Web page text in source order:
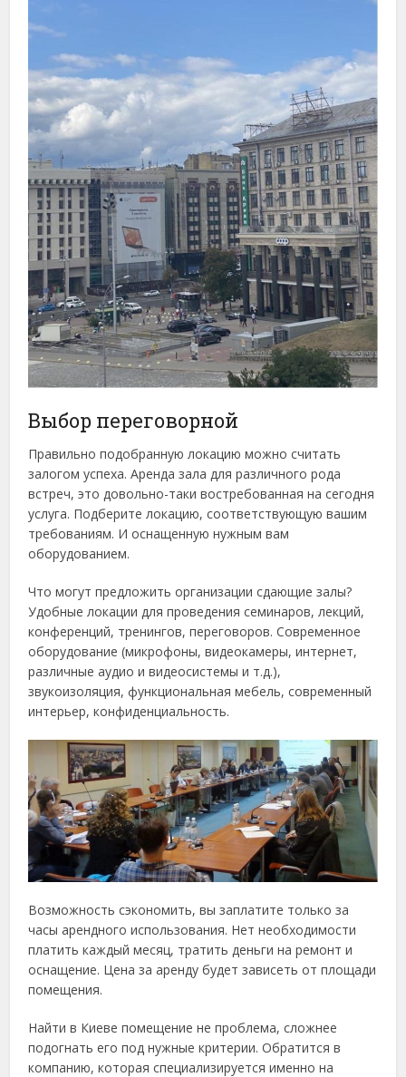
Выбор переговорной
Правильно подобранную локацию можно считать
залогом успеха. Аренда зала для различного рода
встреч, это довольно-таки востребованная на сегодня
услуга. Подберите локацию, соответствующую вашим
требованиям. И оснащенную нужным вам
оборудованием.
Что могут предложить организации сдающие залы?
Удобные локации для проведения семинаров, лекций,
конференций, тренингов, переговоров. Современное
оборудование (микрофоны, видеокамеры, интернет,
различные аудио и видеосистемы и т.д.),
звукоизоляция, функциональная мебель, современный
интерьер, конфиденциальность.
Возможность сэкономить, вы заплатите только за
часы арендного использования. Нет необходимости
платить каждый месяц, тратить деньги на ремонт и
оснащение. Цена за аренду будет зависеть от площади
помещения.
Найти в Киеве помещение не проблема, сложнее
подогнать его под нужные критерии. Обратится в
компанию, которая специализируется именно на